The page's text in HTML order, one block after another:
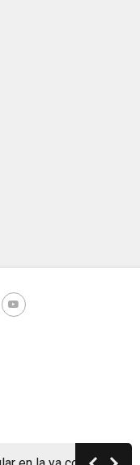
2024